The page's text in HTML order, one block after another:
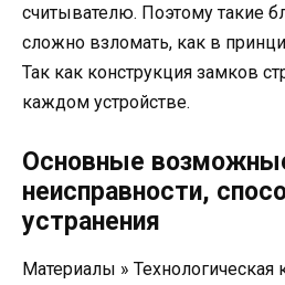
считывателю. Поэтому такие
сложно взломать, как в
Так как конструкция замков
каждом устройстве.
Основные
неисправности,
устранения
Материалы » Технологическая